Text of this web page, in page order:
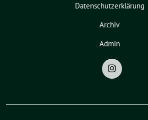
Datenschutzerklärung
Archiv
Admin